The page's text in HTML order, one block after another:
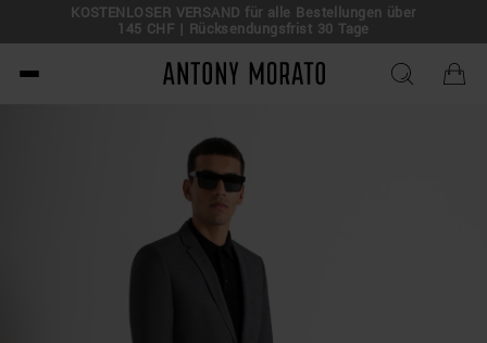
KOSTENLOSER VERSAND für alle Bestellungen über
145 CHF | Rücksendungsfrist 30 Tage
Antony Morato - Official